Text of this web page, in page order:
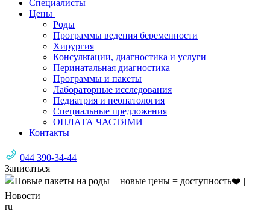
Специалисты
Цены
Роды
Программы ведения беременности
Хирургия
Консультации, диагностика и услуги
Перинатальная диагностика
Программы и пакеты
Лабораторные исследования
Педиатрия и неонатология
Специальные предложения
ОПЛАТА ЧАСТЯМИ
Контакты
044 390-34-44
Записаться
ru